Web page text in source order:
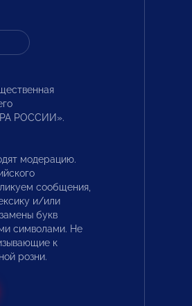
РОССИИ».
модерацию.
сообщения,
и/или
букв
символами. Не
к
розни.